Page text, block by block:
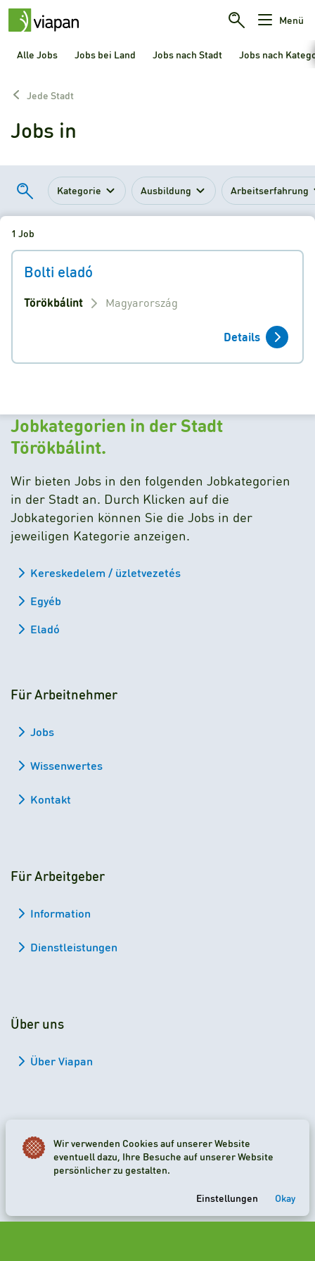
Menü
Alle Jobs Jobs bei Land Jobs nach Stadt Jobs nach
Jede Stadt
Jobs in
Kategorie Ausbildung Arbeitserfahrung
1 Job
Bolti eladó
Törökbálint Magyarország
Details
Jobkategorien in der Stadt
Törökbálint.
Wir bieten Jobs in den folgenden Jobkategorien
in der Stadt an. Durch Klicken auf die
Jobkategorien können Sie die Jobs in der
jeweiligen Kategorie anzeigen.
Kereskedelem / üzletvezetés
Egyéb
Eladó
Für Arbeitnehmer
Jobs
Wissenwertes
Kontakt
Für Arbeitgeber
Information
Dienstleistungen
Über uns
Über Viapan
2026 Viapan Dologidő Kft. © Alle Rechte vorbehalten.
Wir verwenden Cookies auf unserer Website
eventuell dazu, Ihre Besuche auf unserer Website
persönlicher zu gestalten.
Einstellungen Okay